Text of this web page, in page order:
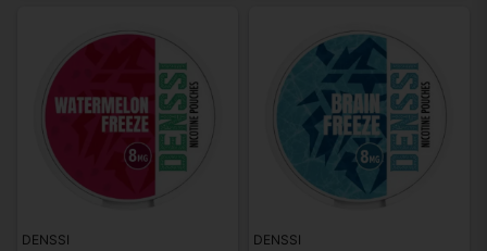
DENSSI DENSSI